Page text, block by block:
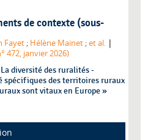
de contexte (sous-
Fayet ; Hélène Mainet ;et al. |
472, janvier 2026)
diversité des ruralités -
spécifiques des territoires ruraux
sont vitaux en Europe »